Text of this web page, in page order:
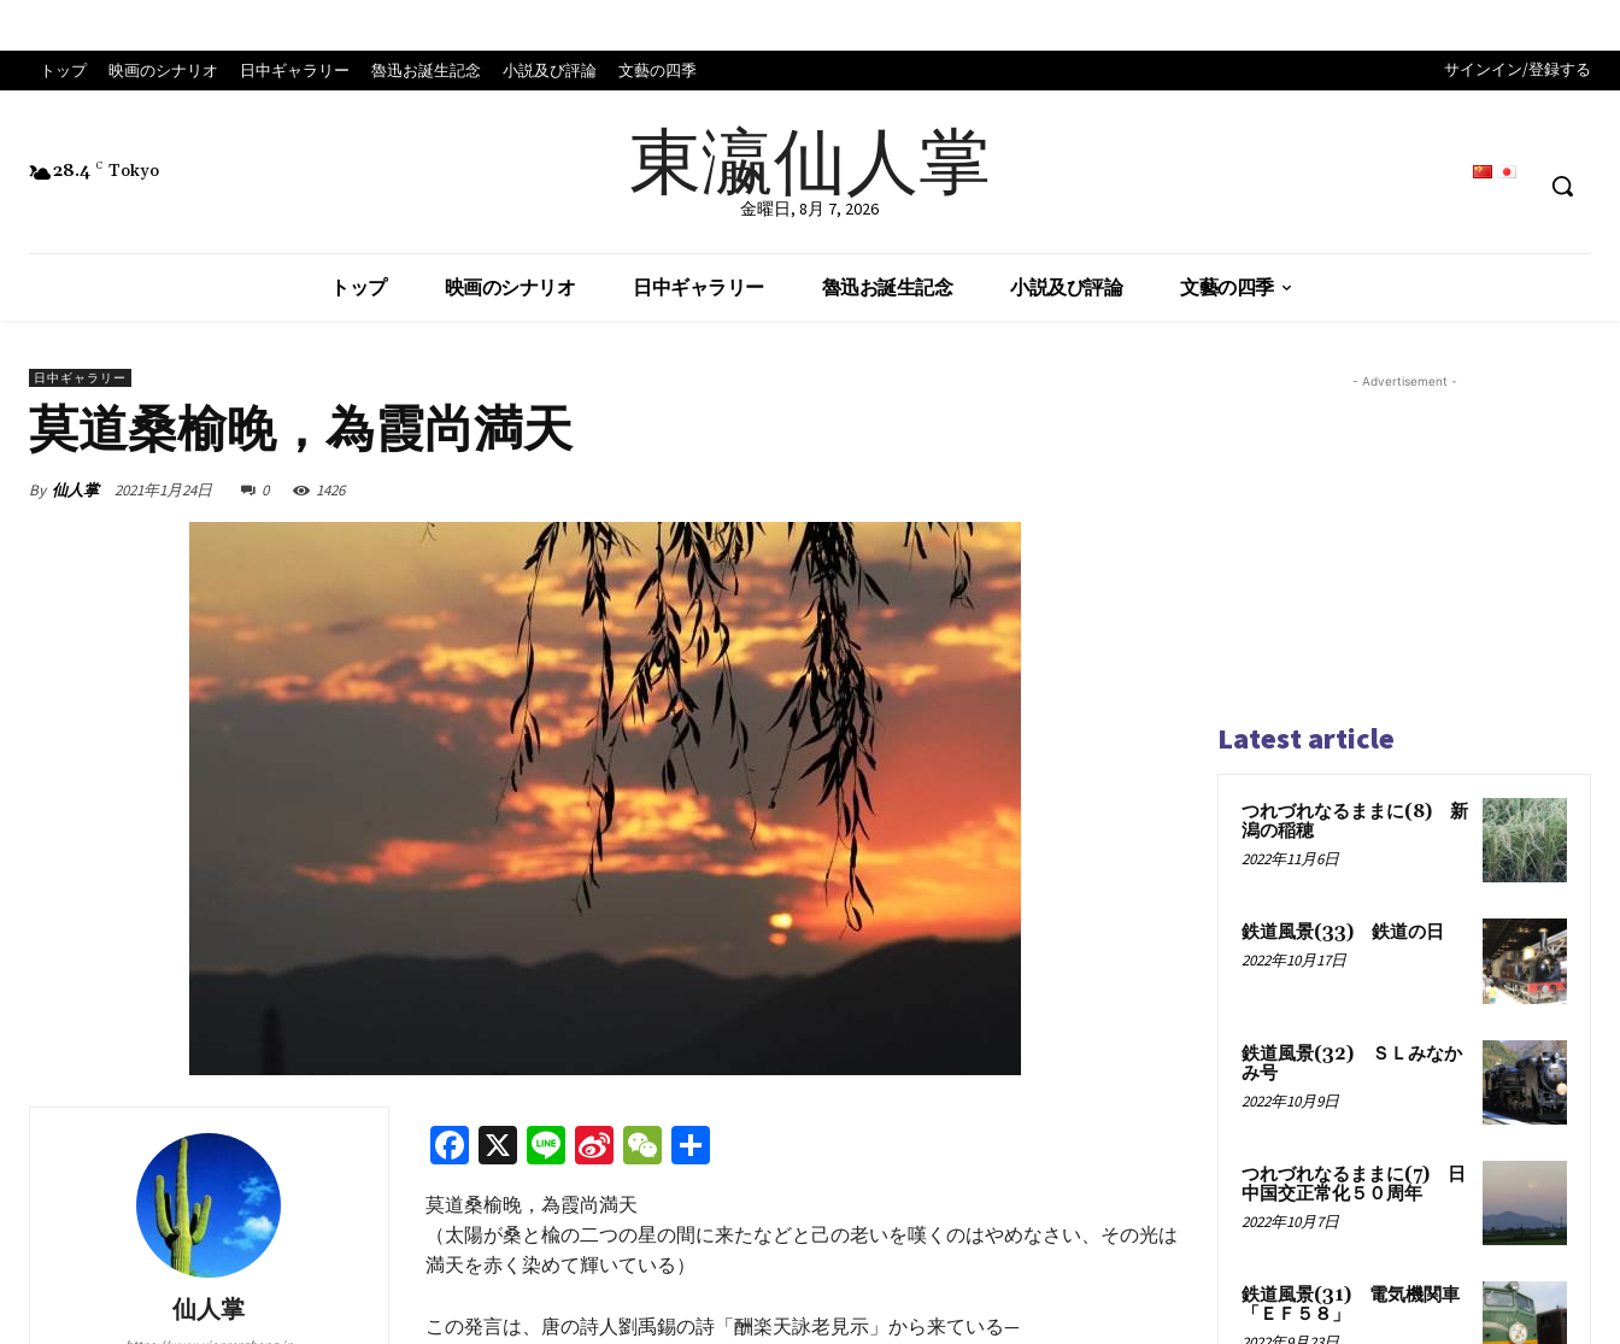
トップ 映画のシナリオ 日中ギャラリー 魯迅お誕生記念 小説及び評論 文藝の四季 サインイン/登録する
28.4 C Tokyo 東瀛仙人掌
金曜日, 8月 7, 2026
トップ 映画のシナリオ 日中ギャラリー 魯迅お誕生記念 小説及び評論 文藝の四季
日中ギャラリー
莫道桑榆晚，為霞尚満天
By 仙人掌 2021年1月24日 0 1426
仙人掌
Fa
ce
b
o
X Li
n
e
Si
n
a
W
W
C
h
共
莫道桑榆晚，為霞尚満天
（太陽が桑と楡の二つの星の間に来たなどと己の老いを嘆くのはやめなさい、その光は
満天を赤く染めて輝いている）
この発言は、唐の詩人劉禹錫の詩「酬楽天詠老見示」から来ている—
- Advertisement -
Latest article
つれづれなるままに(8) 新
潟の稲穂
2022年11月6日
鉄道風景(33) 鉄道の日
2022年10月17日
鉄道風景(32) ＳＬみなか
み号
2022年10月9日
つれづれなるままに(7) 日
中国交正常化５０周年
2022年10月7日
鉄道風景(31) 電気機関車
「ＥＦ５８」